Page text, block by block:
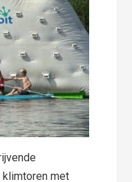
klimtoren met